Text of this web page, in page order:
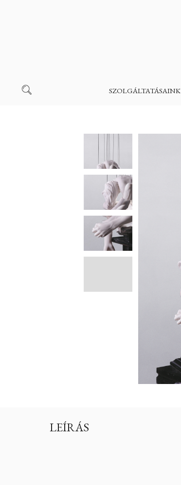
SZOLGÁLTATÁSAINK
LEÍRÁS